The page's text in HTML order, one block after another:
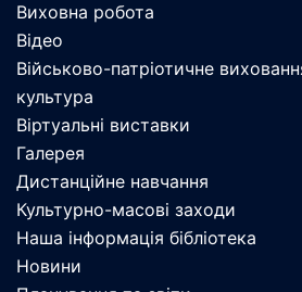
Виховна робота
Відео
Військово-патріотичне
культура
Віртуальні виставки
Галерея
Дистанційне навчання
Культурно-масові заходи
Наша інформація бібліотека
Новини